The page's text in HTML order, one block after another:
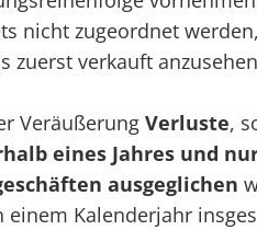
nicht zugeordnet
zuerst verkauft
Veräußerung Verluste,
eines Jahres und
ausgeglichen
einem Kalenderjahr